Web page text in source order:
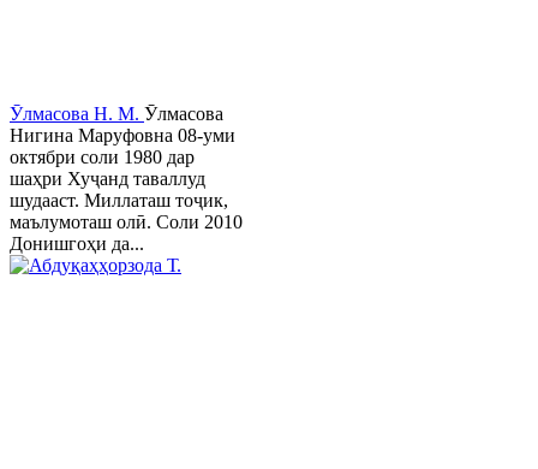
Ӯлмасова Н. М. Ӯлмасова
Нигина Маруфовна 08-уми
октябри соли 1980 дар
шаҳри Хуҷанд таваллуд
шудааст. Миллаташ тоҷик,
маълумоташ олӣ. Соли 2010
Донишгоҳи да...